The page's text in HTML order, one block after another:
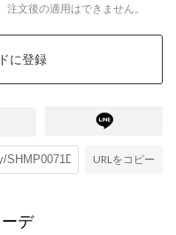
文後の適用はできません。
に登録
URLをコピー
デ